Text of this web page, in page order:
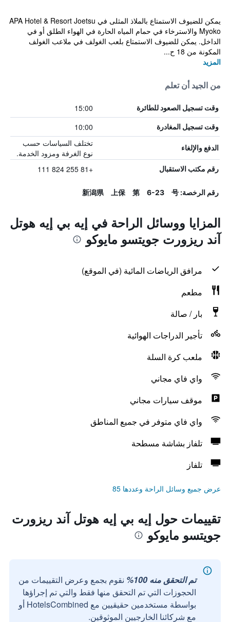
يمكن للضيوف الاستمتاع بالملاذ المثلى في APA Hotel & Resort Joetsu
Myoko والاسترخاء في حمام المياه الحارة في الهواء الطلق أو في
الداخل. يمكن للضيوف الاستمتاع بلعب الغولف في ملاعب الغولف
المكونة من 18 ح...
المزيد
من الجيد أن تعلم
وقت تسجيل الصعود للطائرة 15:00
وقت تسجيل المغادرة 10:00
الدفع والإلغاء
تختلف السياسات حسب
نوع الغرفة ومزود الخدمة.
رقم مكتب الاستقبال +81 255 824 111
رقم الرخصة: 新潟県 上保 第 6-23 号
المزايا ووسائل الراحة في إيه بي إيه هوتل
آند ريزورت جويتسو مايوكو
مرافق الرياضات المائية (في الموقع)
مطعم
بار / صالة
تأجير الدراجات الهوائية
ملعب كرة السلة
واي فاي مجاني
موقف سيارات مجاني
واي فاي متوفر في جميع المناطق
تلفاز بشاشة مسطحة
تلفاز
عرض جميع وسائل الراحة وعددها 85
تقييمات حول إيه بي إيه هوتل آند ريزورت
جويتسو مايوكو
تم التحقق منه 100%
نقوم بجمع وعرض التقييمات من
الحجوزات التي تم التحقق منها فقط والتي تم إجراؤها
بواسطة مستخدمين حقيقيين مع HotelsCombined أو
مع شركائنا الخارجيين الموثوقين.